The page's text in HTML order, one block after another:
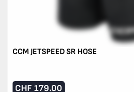
CCM JETSPEED SR HOSE
CHF 179.00